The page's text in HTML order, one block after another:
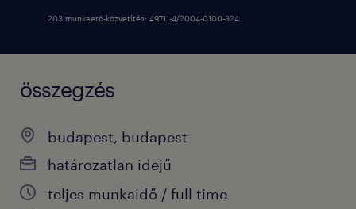
203 munkaerő-közvetítés: 49711-4/2004-0100-324
összegzés
budapest, budapest
határozatlan idejű
teljes munkaidő / full time